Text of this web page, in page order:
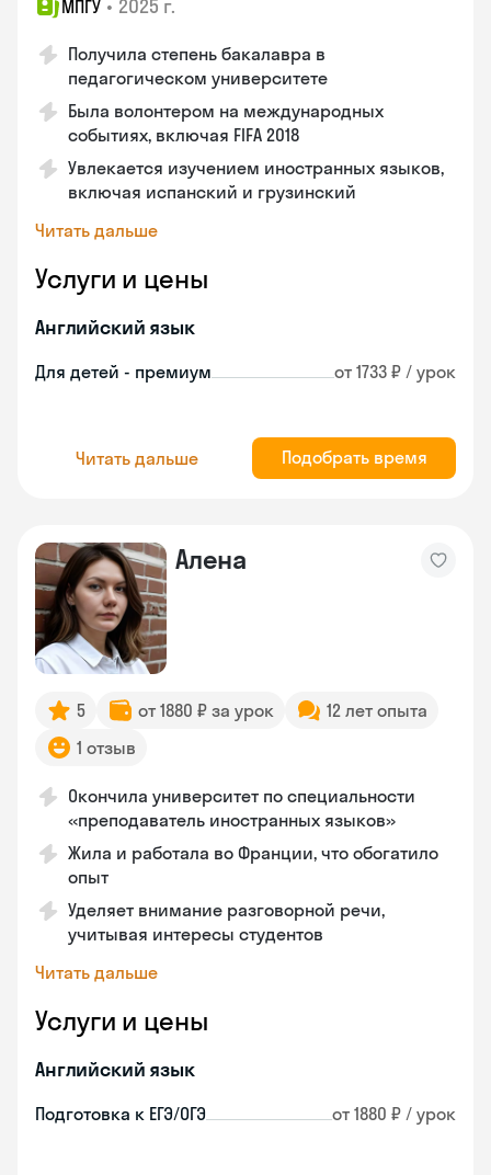
МПГУ • 2025 г.
Получила степень бакалавра в
педагогическом университете
Была волонтером на международных
событиях, включая FIFA 2018
Увлекается изучением иностранных языков,
включая испанский и грузинский
Читать дальше
Услуги и цены
Английский язык
Для детей - премиум от 1733 ₽ / урок
Читать дальше Подобрать время
Алена
5 от 1880 ₽ за урок
12 лет опыта
1 отзыв
Окончила университет по специальности
«преподаватель иностранных языков»
Жила и работала во Франции, что обогатило
опыт
Уделяет внимание разговорной речи,
учитывая интересы студентов
Читать дальше
Услуги и цены
Английский язык
Подготовка к ЕГЭ/ОГЭ от 1880 ₽ / урок